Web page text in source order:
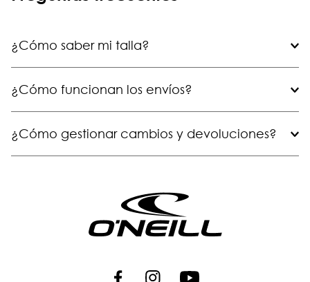
¿Cómo saber mi talla?
¿Cómo funcionan los envíos?
¿Cómo gestionar cambios y devoluciones?